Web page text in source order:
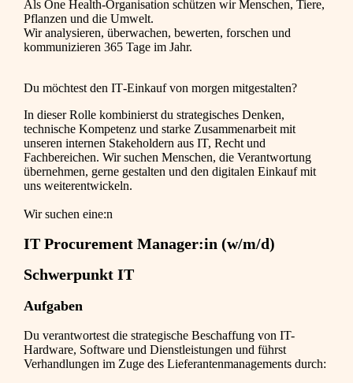
Als One Health-Organisation schützen wir Menschen, Tiere,
Pflanzen und die Umwelt.
Wir analysieren, überwachen, bewerten, forschen und
kommunizieren 365 Tage im Jahr.
Du möchtest den IT‑Einkauf von morgen mitgestalten?
In dieser Rolle kombinierst du strategisches Denken,
technische Kompetenz und starke Zusammenarbeit mit
unseren internen Stakeholdern aus IT, Recht und
Fachbereichen. Wir suchen Menschen, die Verantwortung
übernehmen, gerne gestalten und den digitalen Einkauf mit
uns weiterentwickeln.
Wir suchen eine:n
IT Procurement Manager:in (w/m/d)
Schwerpunkt IT
Aufgaben
Du verantwortest die strategische Beschaffung von IT-
Hardware, Software und Dienstleistungen und führst
Verhandlungen im Zuge des Lieferantenmanagements durch: